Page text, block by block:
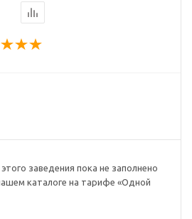
заведения пока не заполнено
каталоге на тарифе «Одной